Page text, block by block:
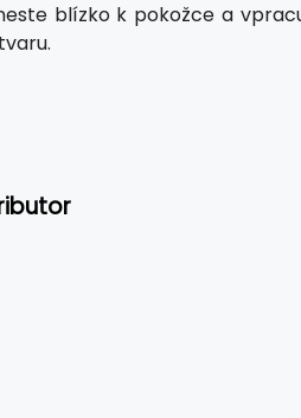
blízko k pokožce a